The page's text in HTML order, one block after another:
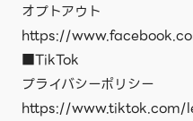
オプトアウト
https://
■TikTok
プライバシーポリシー
https://